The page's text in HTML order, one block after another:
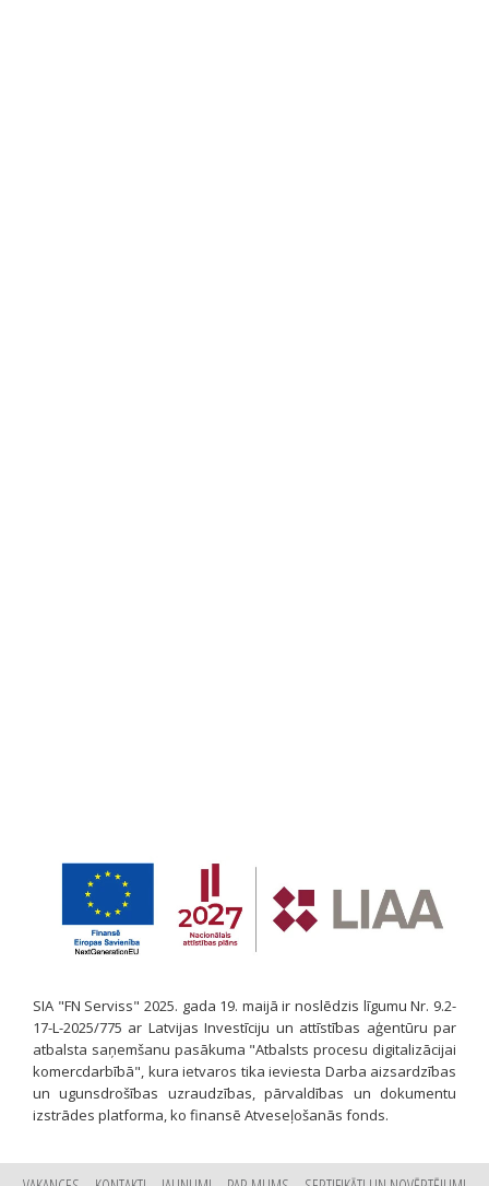
SIA "FN Serviss" 2025. gada 19. maijā ir noslēdzis līgumu Nr. 9.2-
17-L-2025/775 ar Latvijas Investīciju un attīstības aģentūru par
atbalsta saņemšanu pasākuma "Atbalsts procesu digitalizācijai
komercdarbībā", kura ietvaros tika ieviesta Darba aizsardzības
un ugunsdrošības uzraudzības, pārvaldības un dokumentu
izstrādes platforma, ko finansē Atveseļošanās fonds.